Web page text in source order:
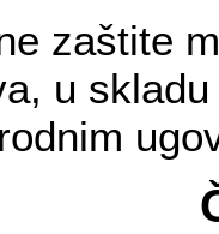
zaštite
u